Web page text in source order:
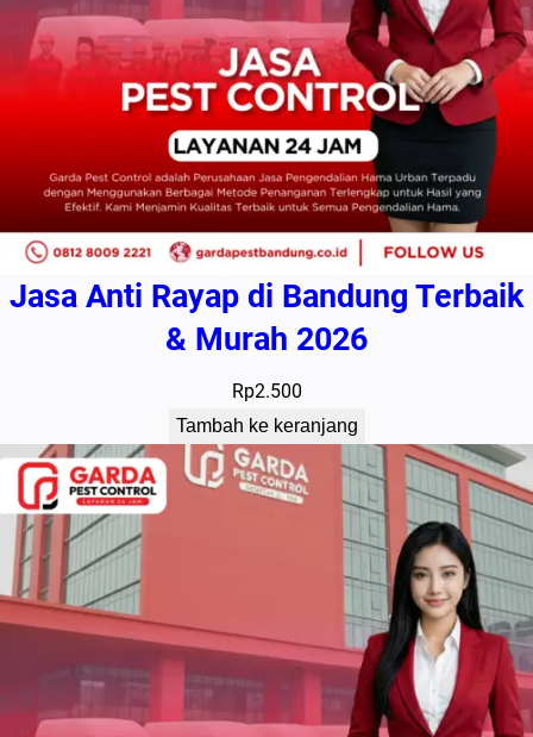
Jasa Anti Rayap di Bandung Terbaik
& Murah 2026
Rp2.500
Tambah ke keranjang